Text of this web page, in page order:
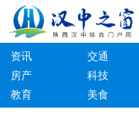
资讯 交通
房产
科技
教育
美食